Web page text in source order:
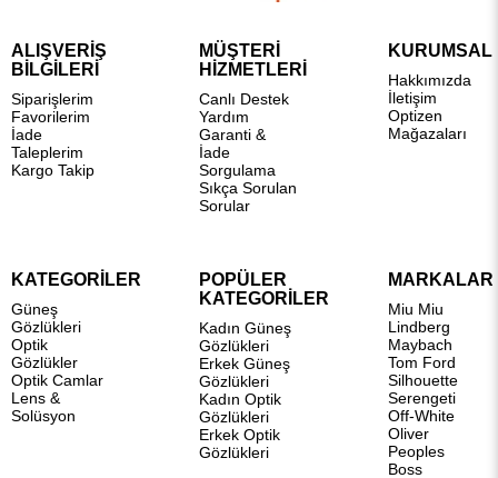
ALIŞVERİŞ
BİLGİLERİ
Siparişlerim
Favorilerim
İade
Taleplerim
Kargo Takip
MÜŞTERİ
HİZMETLERİ
Canlı Destek
Yardım
Garanti &
İade
Sorgulama
Sıkça Sorulan
Sorular
KURUMSAL
Hakkımızda
İletişim
Optizen
Mağazaları
KATEGORİLER
Güneş
Gözlükleri
Optik
Gözlükler
Optik Camlar
Lens &
Solüsyon
POPÜLER
KATEGORİLER
Kadın Güneş
Gözlükleri
Erkek Güneş
Gözlükleri
Kadın Optik
Gözlükleri
Erkek Optik
Gözlükleri
MARKALAR
Miu Miu
Lindberg
Maybach
Tom Ford
Silhouette
Serengeti
Off-White
Oliver
Peoples
Boss